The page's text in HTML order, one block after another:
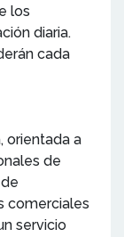
los
diaria.
cada
orientada a
de
comerciales
servicio